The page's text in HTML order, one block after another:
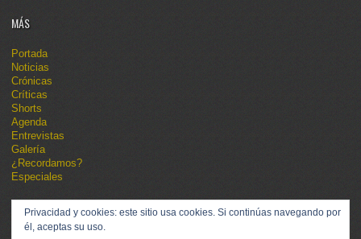
MÁS
Portada
Noticias
Crónicas
Críticas
Shorts
Agenda
Entrevistas
Galería
¿Recordamos?
Especiales
Privacidad y cookies: este sitio usa cookies. Si continúas navegando por
él, aceptas su uso.